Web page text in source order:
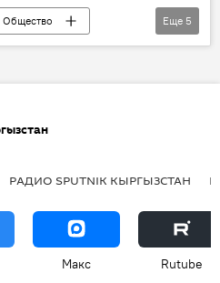
Общество
протест
Еще 5
РАДИО SPUTNIK КЫРГЫЗСТАН
Макс Rutube